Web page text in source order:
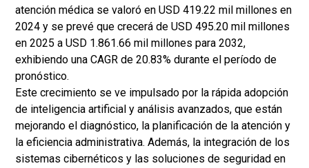
atención médica se valoró en USD 419.22 mil millones en
2024 y se prevé que crecerá de USD 495.20 mil millones
en 2025 a USD 1.861.66 mil millones para 2032,
exhibiendo una CAGR de 20.83% durante el período de
pronóstico.
Este crecimiento se ve impulsado por la rápida adopción
de inteligencia artificial y análisis avanzados, que están
mejorando el diagnóstico, la planificación de la atención y
la eficiencia administrativa. Además, la integración de los
sistemas cibernéticos y las soluciones de seguridad en